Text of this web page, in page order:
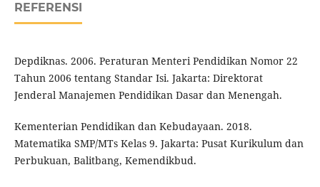
REFERENSI
Depdiknas. 2006. Peraturan Menteri Pendidikan Nomor 22
Tahun 2006 tentang Standar Isi. Jakarta: Direktorat
Jenderal Manajemen Pendidikan Dasar dan Menengah.
Kementerian Pendidikan dan Kebudayaan. 2018.
Matematika SMP/MTs Kelas 9. Jakarta: Pusat Kurikulum dan
Perbukuan, Balitbang, Kemendikbud.